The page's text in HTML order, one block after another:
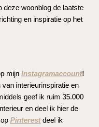
deze woonblog de laatste
en inspiratie op het
mijn Instagramaccount!
interieurinspiratie en
geef ik ruim 35.000
en deel ik hier de
Pinterestdeel ik